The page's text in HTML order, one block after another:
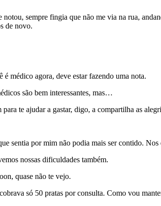
sempre fingia que não me via na rua,
de novo.
médico agora, deve estar fazendo uma nota.
são bem interessantes, mas…
te ajudar a gastar, digo, a compartilha as
sentia por mim não podia mais ser contido.
nossas dificuldades também.
quase não te vejo.
só 50 pratas por consulta. Como vou